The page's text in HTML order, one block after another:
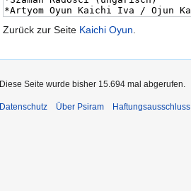
Zurück zur Seite Kaichi Oyun.
Diese Seite wurde bisher 15.694 mal abgerufen.
Datenschutz Über Psiram Haftungsausschluss